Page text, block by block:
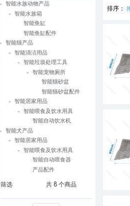
智能水族动物产品
智能水族箱
智能鱼缸
智能鱼缸配件
智能猫产品
智能清洁用品
智能垃圾处理工具
智能宠物厕所
智能猫砂盆
智能猫砂盆配件
智能居家用品
智能喂食及饮水用具
智能自动饮水机
智能犬产品
智能居家用品
智能喂食及饮水用具
智能自动喂食器
产品配件
筛选 共 8 个商品
排序：